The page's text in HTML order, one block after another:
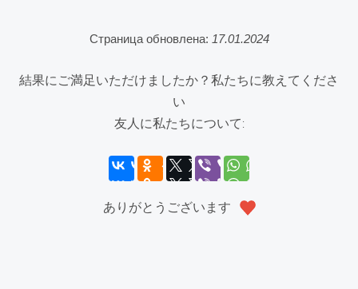
Страница обновлена: 17.01.2024
結果にご満足いただけましたか？私たちに教えてくださ
い
友人に私たちについて:
ありがとうございます